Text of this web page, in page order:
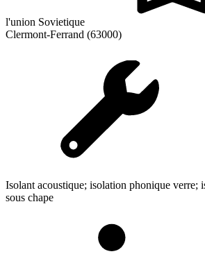
l'union Sovietique
Clermont-Ferrand (63000)
Isolant acoustique; isolation phonique verre;
sous chape